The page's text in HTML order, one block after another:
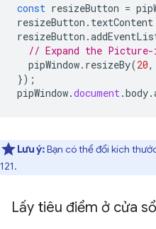
const resizeButton =
resizeButton . textContent
resizeButton .
// Expand the
pipWindow. resizeBy(20,
});
pipWindow.document .body.
Lưu ý:Bạn có thể đổi kích
121.
Lấy tiêu điểm ở cửa